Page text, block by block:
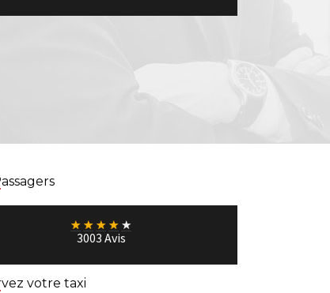
★ ★ ★ ★ ★
3003 Avis
votre taxi